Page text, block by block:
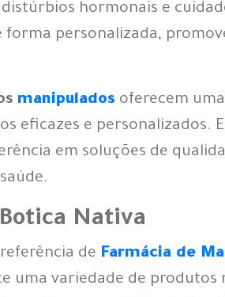
hormonais e
forma personalizada,
manipulados oferecem
eficazes e personalizados.
em soluções de
Nativa
de Farmácia de
uma variedade de produtos